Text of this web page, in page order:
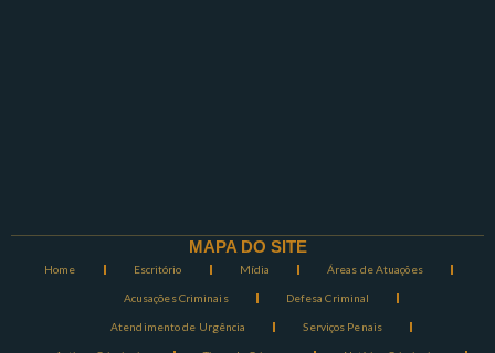
MAPA DO SITE
Home Escritório Mídia Áreas de Atuações
Acusações Criminais Defesa Criminal
Atendimento de Urgência Serviços Penais